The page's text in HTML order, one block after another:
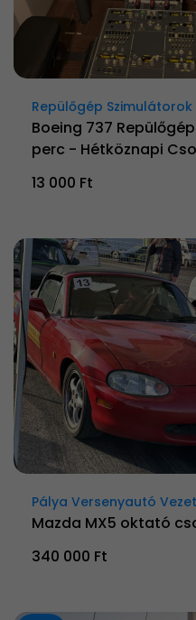
Repülőgép Szimulátorok
Boeing 737
perc - Hétköznapi
13 000 Ft
Pálya Versenyautó
Mazda MX5 oktató
340 000 Ft